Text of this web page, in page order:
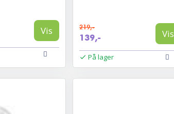
Vis 219,-
139,- Vis
På lager